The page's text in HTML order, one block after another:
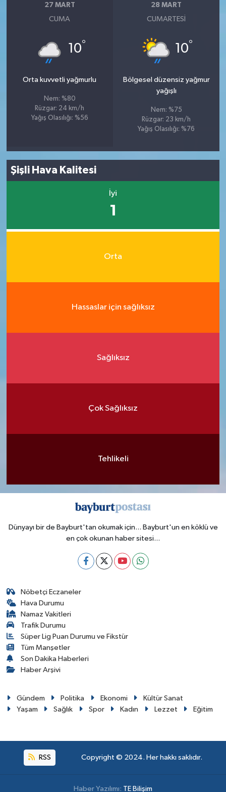
27 MART
CUMA
10°
Orta kuvvetli yağmurlu
Nem: %80
Rüzgar: 24 km/h
Yağış Olasılığı: %56
28 MART
CUMARTESI
10°
Bölgesel düzensiz yağmur
yağışlı
Nem: %75
Rüzgar: 23 km/h
Yağış Olasılığı: %76
Şişli Hava Kalitesi
İyi
1
Orta
Hassaslar için sağlıksız
Sağlıksız
Çok Sağlıksız
Tehlikeli
Dünyayı bir de Bayburt'tan okumak için... Bayburt'un en köklü ve
en çok okunan haber sitesi...
Nöbetçi Eczaneler
Hava Durumu
Namaz Vakitleri
Trafik Durumu
Süper Lig Puan Durumu ve Fikstür
Tüm Manşetler
Son Dakika Haberleri
Haber Arşivi
Gündem Politika Ekonomi
Kültür Sanat
Yaşam
Sağlık Spor Kadın Lezzet Eğitim
RSS Copyright © 2024. Her hakkı saklıdır.
Haber Yazılımı: TE Bilişim